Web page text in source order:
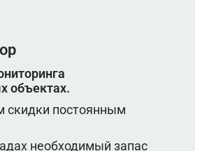
объектах.
скидки постоянным
необходимый запас